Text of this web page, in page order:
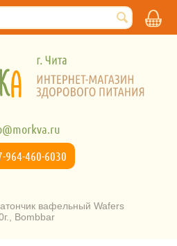
964-460-6030
вафельный Wafers
Bombbar